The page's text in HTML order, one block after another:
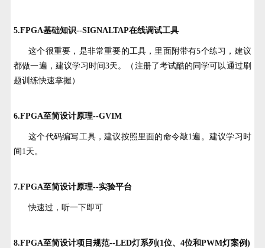
5.FPGA基础知识--SIGNALTAP在线调试工具
这个很重要，是非常重要的工具，里面附带有5个练习，建议
都做一遍，建议学习时间3天。（注册了考试酷的同学可以通过刷
题训练快速掌握）
6.FPGA至简设计原理--GVIM
这个代码编写工具，建议按照里面的命令敲1遍。建议学习时
间1天。
7.FPGA至简设计原理--实验平台
快速过，听一下即可
8.FPGA至简设计项目规范--LED灯系列(1位、4位和PWM灯案例)